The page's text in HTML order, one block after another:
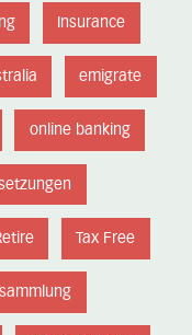
Insurance
emigrate
online banking
Tax Free